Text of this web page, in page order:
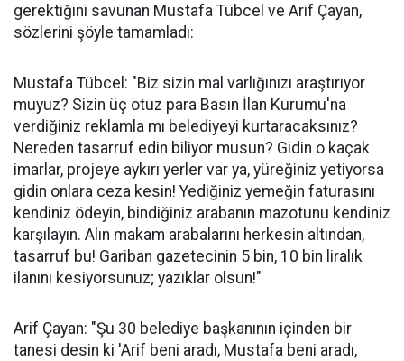
gerektiğini savunan Mustafa Tübcel ve Arif Çayan,
sözlerini şöyle tamamladı:
Mustafa Tübcel: "Biz sizin mal varlığınızı araştırıyor
muyuz? Sizin üç otuz para Basın İlan Kurumu'na
verdiğiniz reklamla mı belediyeyi kurtaracaksınız?
Nereden tasarruf edin biliyor musun? Gidin o kaçak
imarlar, projeye aykırı yerler var ya, yüreğiniz yetiyorsa
gidin onlara ceza kesin! Yediğiniz yemeğin faturasını
kendiniz ödeyin, bindiğiniz arabanın mazotunu kendiniz
karşılayın. Alın makam arabalarını herkesin altından,
tasarruf bu! Gariban gazetecinin 5 bin, 10 bin liralık
ilanını kesiyorsunuz; yazıklar olsun!"
Arif Çayan: "Şu 30 belediye başkanının içinden bir
tanesi desin ki 'Arif beni aradı, Mustafa beni aradı,